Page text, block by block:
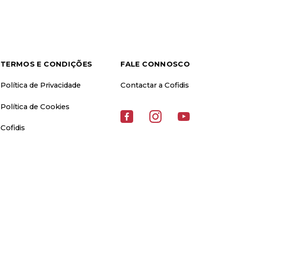
TERMOS E CONDIÇÕES
Política de Privacidade
Política de Cookies
Cofidis
FALE CONNOSCO
Contactar a Cofidis